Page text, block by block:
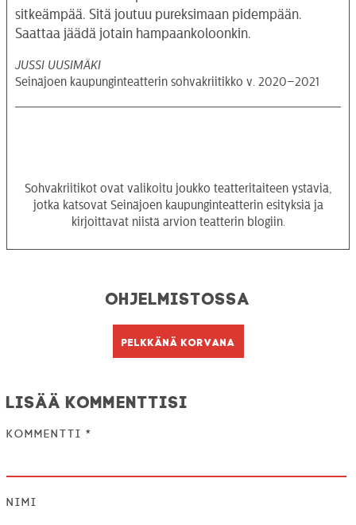
sitkeämpää. Sitä joutuu pureksimaan pidempään.
Saattaa jäädä jotain hampaankoloonkin.
JUSSI UUSIMÄKI
Seinäjoen kaupunginteatterin sohvakriitikko v. 2020–2021
Sohvakriitikot ovat valikoitu joukko teatteritaiteen ystäviä,
jotka katsovat Seinäjoen kaupunginteatterin esityksiä ja
kirjoittavat niistä arvion teatterin blogiin.
Ohjelmistossa
Pelkkänä korvana
Lisää kommenttisi
Kommentti *
Nimi